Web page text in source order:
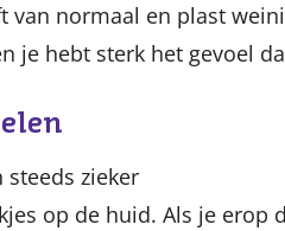
van normaal en plast
je hebt sterk het gevoel
zieker
op de huid. Als je erop